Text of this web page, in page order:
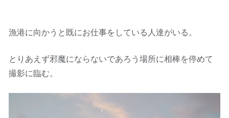
漁港に向かうと既にお仕事をしている人達がいる。
とりあえず邪魔にならないであろう場所に相棒を停めて
撮影に臨む。